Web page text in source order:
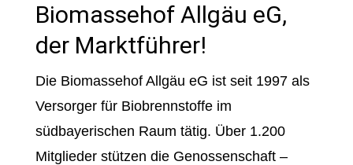
Biomassehof Allgäu eG,
der Marktführer!
Die Biomassehof Allgäu eG ist seit 1997 als
Versorger für Biobrennstoffe im
südbayerischen Raum tätig. Über 1.200
Mitglieder stützen die Genossenschaft –